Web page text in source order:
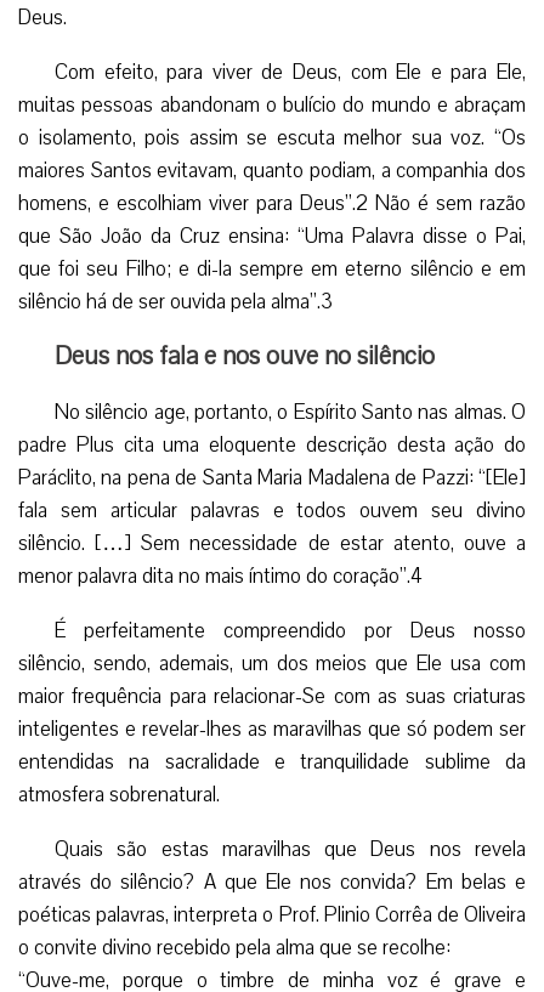
Deus.
Com efeito, para viver de Deus, com Ele e para Ele,
muitas ­pessoas abandonam o bulício do mundo e abraçam
o isolamento, pois assim se escuta melhor sua voz. “Os
maiores Santos evitavam, quanto podiam, a companhia dos
homens, e escolhiam viver para Deus”.2 Não é sem razão
que São João da Cruz ensina: “Uma Palavra disse o Pai,
que foi seu Filho; e di-la sempre em eterno silêncio e em
silêncio há de ser ouvida pela alma”.3
Deus nos fala e nos ouve no silêncio
No silêncio age, portanto, o Espírito Santo nas almas. O
padre Plus cita uma eloquente descrição desta ação do
Paráclito, na pena de Santa Maria Madalena de Pazzi: “[Ele]
fala sem articular palavras e todos ouvem seu divino
silêncio. […] Sem necessidade de estar atento, ouve a
menor palavra dita no mais íntimo do coração”.4
É perfeitamente compreendido por Deus nosso
silêncio, sendo, ademais, um dos meios que Ele usa com
maior frequência para relacionar-Se com as suas criaturas
inteligentes e revelar-lhes as maravilhas que só podem ser
entendidas na sacralidade e tranquilidade sublime da
atmosfera sobrenatural.
Quais são estas maravilhas que Deus nos revela
através do silêncio? A que Ele nos convida? Em belas e
poéticas palavras, interpreta o Prof. Plinio Corrêa de Oliveira
o convite divino recebido pela alma que se recolhe:
“Ouve-me, porque o timbre de minha voz é grave e